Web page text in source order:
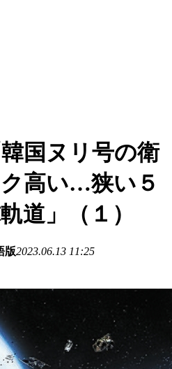
韓国ヌリ号の衛
高い…狭い５
道」（１）
版2023.06.13 11:25